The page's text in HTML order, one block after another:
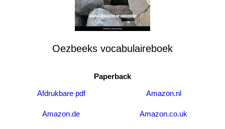
Oezbeeks vocabulaireboek
Paperback
Afdrukbare pdf
Amazon.nl
Amazon.de Amazon.co.uk